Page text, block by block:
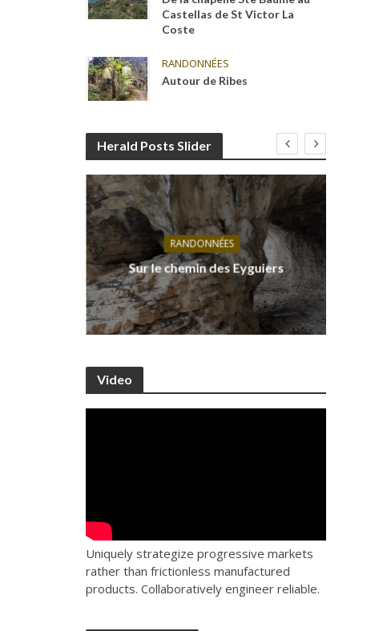
Castellas de St Victor La
Coste
RANDONNÉES
Autour de Ribes
Herald Posts Slider
RANDONNÉES
Sur le chemin des Eyguiers
Video
Uniquely strategize progressive markets
rather than frictionless manufactured
products. Collaboratively engineer reliable.